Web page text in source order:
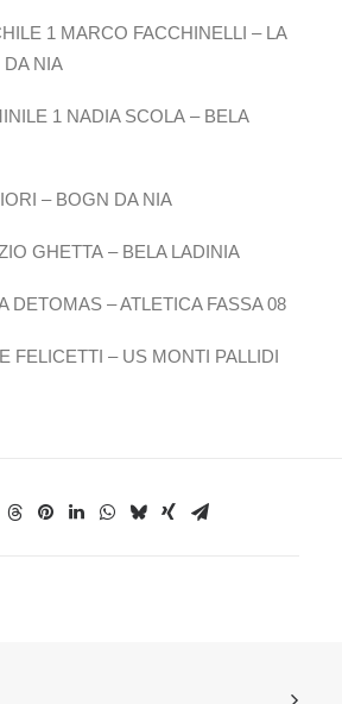
1 MARCO FACCHINELLI – LA
DA NIA
1 NADIA SCOLA – BELA
– BOGN DA NIA
GHETTA – BELA LADINIA
DETOMAS – ATLETICA FASSA 08
FELICETTI – US MONTI PALLIDI